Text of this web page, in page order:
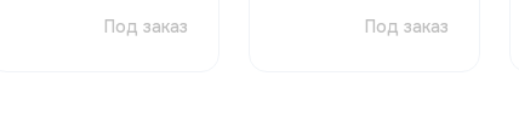
Под заказ Под заказ